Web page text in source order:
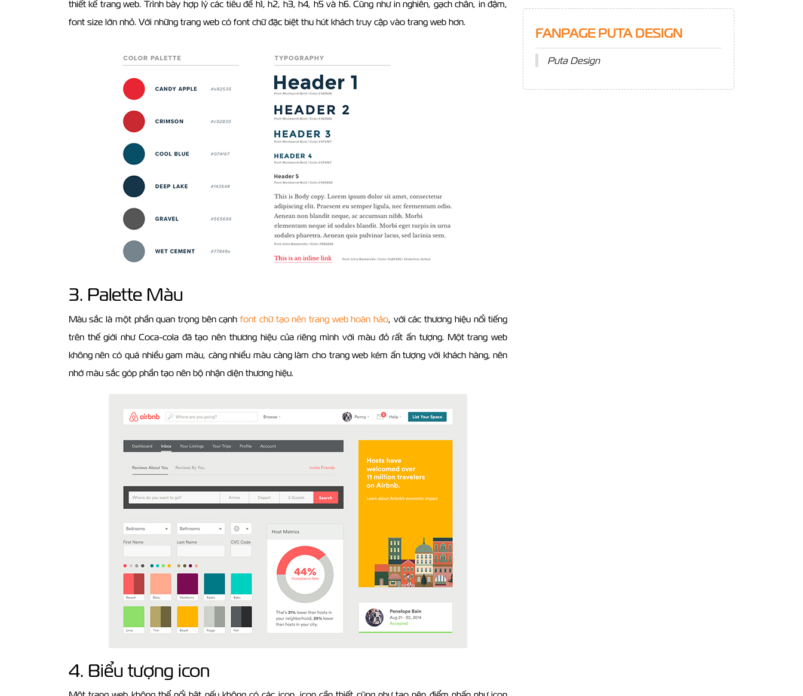
thiết kế trang web. Trình bày hợp lý các tiêu đề h1, h2, h3, h4, h5 và h6. Cũng như in nghiên, gạch chân, in đậm,
font size lớn nhỏ. Với những trang web có font chữ đặc biệt thu hút khách truy cập vào trang web hơn.
3. Palette Màu
Màu sắc là một phần quan trọng bên cạnhfont chữ tạo nên trang web hoàn hảo, với các thương hiệu nổi tiếng
trên thế giới như Coca-cola đã tạo nên thương hiệu của riêng mình với màu đỏ rất ấn tượng. Một trang web
không nên có quá nhiều gam màu, càng nhiều màu càng làm cho trang web kém ấn tượng với khách hàng, nên
nhớ màu sắc góp phần tạo nên bộ nhận diện thương hiệu.
4. Biểu tượng icon
FANPAGE PUTA DESIGN
Puta Design